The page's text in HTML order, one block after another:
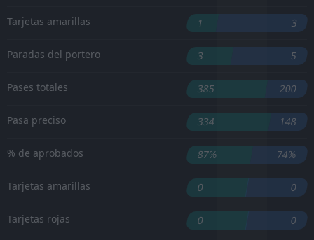
Tarjetas amarillas 1 3
Paradas del portero 3 5
Pases totales 385 200
Pasa preciso 334 148
% de aprobados 87% 74%
Tarjetas amarillas 0 0
Tarjetas rojas 0 0